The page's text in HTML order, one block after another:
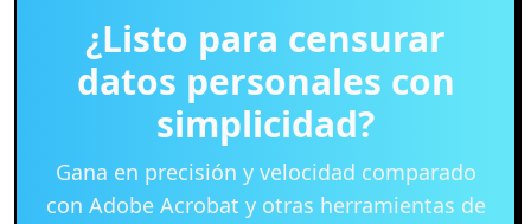
¿Listo para censurar
datos personales con
simplicidad?
Gana en precisión y velocidad comparado
con Adobe Acrobat y otras herramientas de